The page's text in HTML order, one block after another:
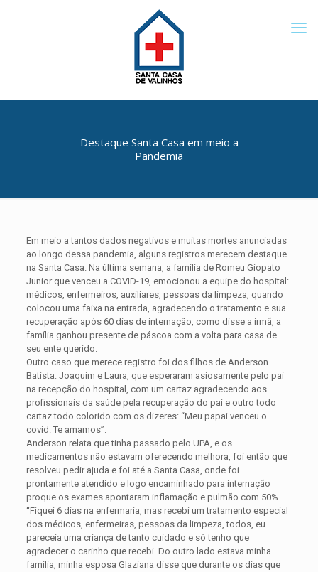
Destaque Santa Casa em meio a
Pandemia
Em meio a tantos dados negativos e muitas mortes anunciadas
ao longo dessa pandemia, alguns registros merecem destaque
na Santa Casa. Na última semana, a família de Romeu Giopato
Junior que venceu a COVID-19, emocionou a equipe do hospital:
médicos, enfermeiros, auxiliares, pessoas da limpeza, quando
colocou uma faixa na entrada, agradecendo o tratamento e sua
recuperação após 60 dias de internação, como disse a irmã, a
família ganhou presente de páscoa com a volta para casa de
seu ente querido.
Outro caso que merece registro foi dos filhos de Anderson
Batista: Joaquim e Laura, que esperaram asiosamente pelo pai
na recepção do hospital, com um cartaz agradecendo aos
profissionais da saúde pela recuperação do pai e outro todo
cartaz todo colorido com os dizeres: “Meu papai venceu o
covid. Te amamos”.
Anderson relata que tinha passado pelo UPA, e os
medicamentos não estavam oferecendo melhora, foi então que
resolveu pedir ajuda e foi até a Santa Casa, onde foi
prontamente atendido e logo encaminhado para internação
proque os exames apontaram inflamação e pulmão com 50%.
“Fiquei 6 dias na enfermaria, mas recebi um tratamento especial
dos médicos, enfermeiras, pessoas da limpeza, todos, eu
pareceia uma criança de tanto cuidado e só tenho que
agradecer o carinho que recebi. Do outro lado estava minha
família, minha esposa Glaziana disse que durante os dias que